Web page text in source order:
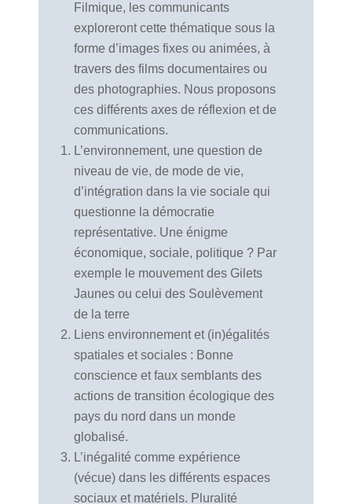
Filmique, les communicants
exploreront cette thématique sous la
forme d’images fixes ou animées, à
travers des films documentaires ou
des photographies. Nous proposons
ces différents axes de réflexion et de
communications.
L’environnement, une question de
niveau de vie, de mode de vie,
d’intégration dans la vie sociale qui
questionne la démocratie
représentative. Une énigme
économique, sociale, politique ? Par
exemple le mouvement des Gilets
Jaunes ou celui des Soulèvement
de la terre
Liens environnement et (in)égalités
spatiales et sociales : Bonne
conscience et faux semblants des
actions de transition écologique des
pays du nord dans un monde
globalisé.
L’inégalité comme expérience
(vécue) dans les différents espaces
sociaux et matériels. Pluralité